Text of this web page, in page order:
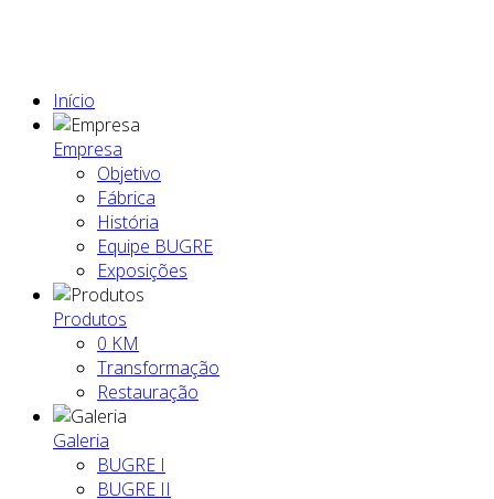
Início
Empresa
Objetivo
Fábrica
História
Equipe BUGRE
Exposições
Produtos
0 KM
Transformação
Restauração
Galeria
BUGRE I
BUGRE II